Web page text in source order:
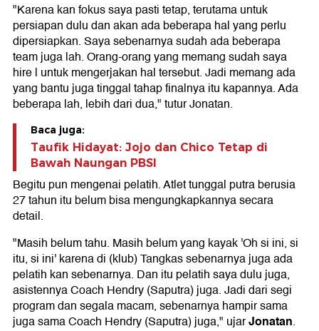
"Karena kan fokus saya pasti tetap, terutama untuk
persiapan dulu dan akan ada beberapa hal yang perlu
dipersiapkan. Saya sebenarnya sudah ada beberapa
team juga lah. Orang-orang yang memang sudah saya
hire l untuk mengerjakan hal tersebut. Jadi memang ada
yang bantu juga tinggal tahap finalnya itu kapannya. Ada
beberapa lah, lebih dari dua," tutur Jonatan.
Baca juga:
Taufik Hidayat: Jojo dan Chico Tetap di
Bawah Naungan PBSI
Begitu pun mengenai pelatih. Atlet tunggal putra berusia
27 tahun itu belum bisa mengungkapkannya secara
detail.
"Masih belum tahu. Masih belum yang kayak 'Oh si ini, si
itu, si ini' karena di (klub) Tangkas sebenarnya juga ada
pelatih kan sebenarnya. Dan itu pelatih saya dulu juga,
asistennya Coach Hendry (Saputra) juga. Jadi dari segi
program dan segala macam, sebenarnya hampir sama
juga sama Coach Hendry (Saputra) juga," ujarJonatan.